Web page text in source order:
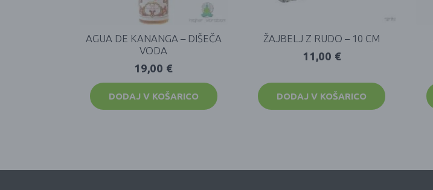
AGUA DE KANANGA – DIŠEČA
VODA
19,00 €
DODAJ V KOŠARICO
ŽAJBELJ Z RUDO – 10 CM
11,00 €
DODAJ V KOŠARICO